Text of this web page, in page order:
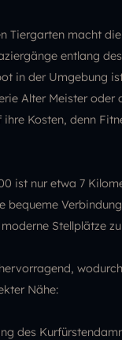
Tiergarten macht
entlang
in der Umgebung
Alter Meister oder
Kosten, denn
ist nur etwa 7
bequeme
Stellplätze
Nähe:
des